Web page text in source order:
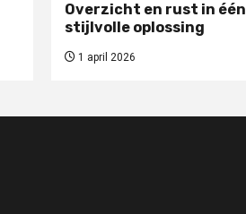
Overzicht en rust in één
stijlvolle oplossing
1 april 2026